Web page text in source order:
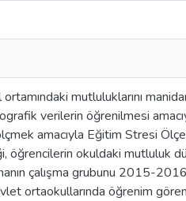
mutluluklarını
verilerin öğrenilmesi
amacıyla Eğitim Stresi
öğrencilerin okuldaki mutluluk
çalışma grubunu 2015-
ortaokullarında öğrenim